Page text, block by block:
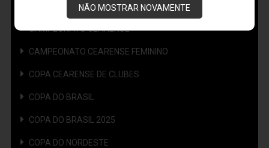
NÃO MOSTRAR NOVAMENTE
CAMPEONATO BRASILEIRO FEMININO
CAMPEONATO CEARENSE
CAMPEONATO CEARENSE FEMININO
COPA CEARENSE DE CLUBES
COPA DO BRASIL
COPA DO BRASIL 2025
COPA DO NORDESTE